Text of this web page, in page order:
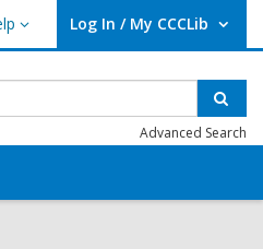
Log In / My CCCLib
User Log In / My CCCLib.
Advanced Search